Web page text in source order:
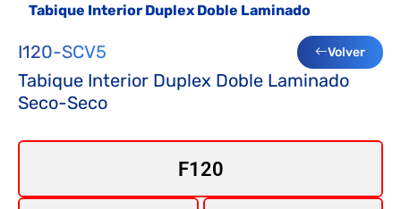
Tabique Interior Duplex Doble Laminado
I120-SCV5 Volver
Tabique Interior Duplex Doble Laminado
Seco-Seco
F120